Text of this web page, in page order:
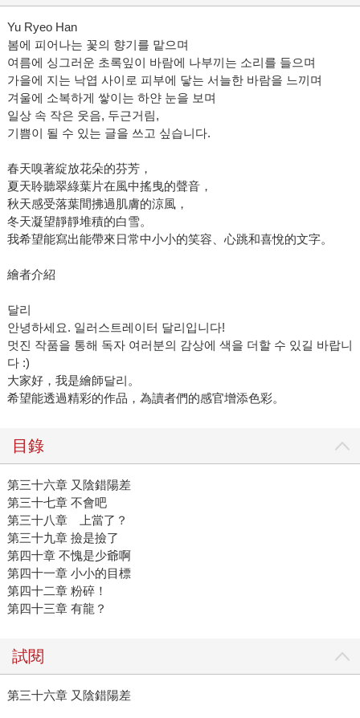
Yu Ryeo Han
봄에 피어나는 꽃의 향기를 맡으며
여름에 싱그러운 초록잎이 바람에 나부끼는 소리를 들으며
가을에 지는 낙엽 사이로 피부에 닿는 서늘한 바람을 느끼며
겨울에 소복하게 쌓이는 하얀 눈을 보며
일상 속 작은 웃음, 두근거림,
기쁨이 될 수 있는 글을 쓰고 싶습니다.
春天嗅著綻放花朵的芬芳，
夏天聆聽翠綠葉片在風中搖曳的聲音，
秋天感受落葉間拂過肌膚的涼風，
冬天凝望靜靜堆積的白雪。
我希望能寫出能帶來日常中小小的笑容、心跳和喜悅的文字。
繪者介紹
달리
안녕하세요. 일러스트레이터 달리입니다!
멋진 작품을 통해 독자 여러분의 감상에 색을 더할 수 있길 바랍니
다 :)
大家好，我是繪師달리。
希望能透過精彩的作品，為讀者們的感官增添色彩。
目錄
第三十六章 又陰錯陽差
第三十七章 不會吧
第三十八章 上當了？
第三十九章 撿是撿了
第四十章 不愧是少爺啊
第四十一章 小小的目標
第四十二章 粉碎！
第四十三章 有龍？
試閱
第三十六章 又陰錯陽差